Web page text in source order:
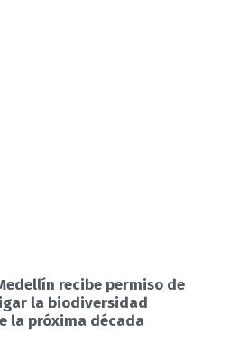
recibe permiso de
la biodiversidad
la próxima década